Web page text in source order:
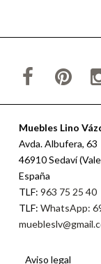
Muebles Lino
Avda. Albufera, 63
46910 Sedaví
España
TLF: 963 75 25 40
TLF: WhatsApp:
Aviso legal